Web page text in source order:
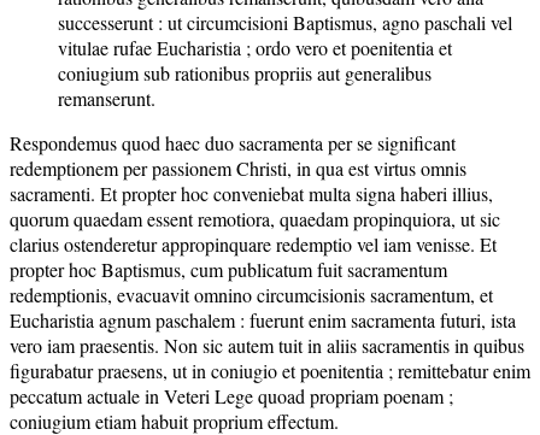
successerunt : ut circumcisioni Baptismus, agno paschali vel
vitulae rufae Eucharistia ; ordo vero et poenitentia et
coniugium sub rationibus propriis aut generalibus
remanserunt.
Respondemus quod haec duo sacramenta per se significant
redemptionem per passionem Christi, in qua est virtus omnis
sacramenti. Et propter hoc conveniebat multa signa haberi illius,
quorum quaedam essent remotiora, quaedam propinquiora, ut sic
clarius ostenderetur appropinquare redemptio vel iam venisse. Et
propter hoc Baptismus, cum publicatum fuit sacramentum
redemptionis, evacuavit omnino circumcisionis sacramentum, et
Eucharistia agnum paschalem : fuerunt enim sacramenta futuri, ista
vero iam praesentis. Non sic autem tuit in aliis sacramentis in quibus
figurabatur praesens, ut in coniugio et poenitentia ; remittebatur enim
peccatum actuale in Veteri Lege quoad propriam poenam ;
coniugium etiam habuit proprium effectum.